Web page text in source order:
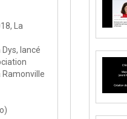
La
lancé